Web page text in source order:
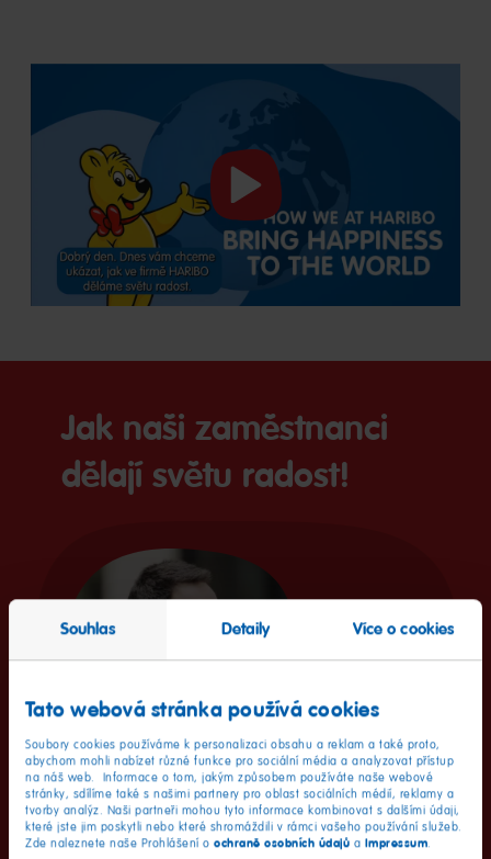
Souhlas Detaily Více o cookies
Tato webová stránka používá cookies
Soubory cookies používáme k personalizaci obsahu a reklam a také proto,
abychom mohli nabízet různé funkce pro sociální média a analyzovat přístup
na náš web. Informace o tom, jakým způsobem používáte naše webové
stránky, sdílíme také s našimi partnery pro oblast sociálních médií, reklamy a
tvorby analýz. Naši partneři mohou tyto informace kombinovat s dalšími údaji,
které jste jim poskytli nebo které shromáždili v rámci vašeho používání služeb.
Zde naleznete naše Prohlášení o ochraně osobních údajů a Impressum.
Přehrát
video
Jak naši zaměstnanci
dělají světu radost!
„HARIBO vám nabízí spoustu příležitostí.
Stačí jen iniciativa a touha růst.“